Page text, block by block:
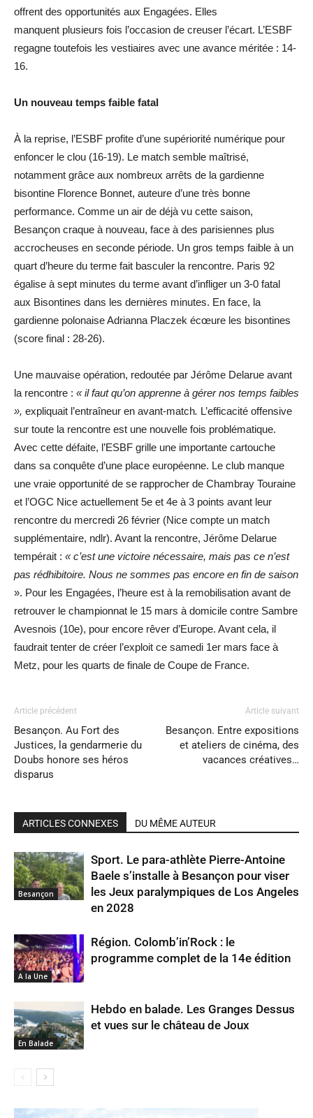
offrent des opportunités aux Engagées. Elles
manquent plusieurs fois l’occasion de creuser l’écart. L’ESBF
regagne toutefois les vestiaires avec une avance méritée : 14-
16.
Un nouveau temps faible fatal
À la reprise, l’ESBF profite d’une supériorité numérique pour
enfoncer le clou (16-19). Le match semble maîtrisé,
notamment grâce aux nombreux arrêts de la gardienne
bisontine Florence Bonnet, auteure d’une très bonne
performance. Comme un air de déjà vu cette saison,
Besançon craque à nouveau, face à des parisiennes plus
accrocheuses en seconde période. Un gros temps faible à un
quart d’heure du terme fait basculer la rencontre. Paris 92
égalise à sept minutes du terme avant d’infliger un 3-0 fatal
aux Bisontines dans les dernières minutes. En face, la
gardienne polonaise Adrianna Placzek écœure les bisontines
(score final : 28-26).
Une mauvaise opération, redoutée par Jérôme Delarue avant
la rencontre : « il faut qu’on apprenne à gérer nos temps faibles
», expliquait l’entraîneur en avant-match. L’efficacité offensive
sur toute la rencontre est une nouvelle fois problématique.
Avec cette défaite, l’ESBF grille une importante cartouche
dans sa conquête d’une place européenne. Le club manque
une vraie opportunité de se rapprocher de Chambray Touraine
et l’OGC Nice actuellement 5e et 4e à 3 points avant leur
rencontre du mercredi 26 février (Nice compte un match
supplémentaire, ndlr). Avant la rencontre, Jérôme Delarue
tempérait : « c’est une victoire nécessaire, mais pas ce n’est
pas rédhibitoire. Nous ne sommes pas encore en fin de saison
». Pour les Engagées, l’heure est à la remobilisation avant de
retrouver le championnat le 15 mars à domicile contre Sambre
Avesnois (10e), pour encore rêver d’Europe. Avant cela, il
faudrait tenter de créer l’exploit ce samedi 1er mars face à
Metz, pour les quarts de finale de Coupe de France.
Article précédent
Besançon. Au Fort des
Justices, la gendarmerie du
Doubs honore ses héros
disparus
Article suivant
Besançon. Entre expositions
et ateliers de cinéma, des
vacances créatives…
ARTICLES CONNEXES DU MÊME AUTEUR
Besançon
Sport. Le para-athlète Pierre-Antoine
Baele s’installe à Besançon pour viser
les Jeux paralympiques de Los Angeles
en 2028
A la Une
Région. Colomb’in’Rock : le
programme complet de la 14e édition
En Balade
Hebdo en balade. Les Granges Dessus
et vues sur le château de Joux